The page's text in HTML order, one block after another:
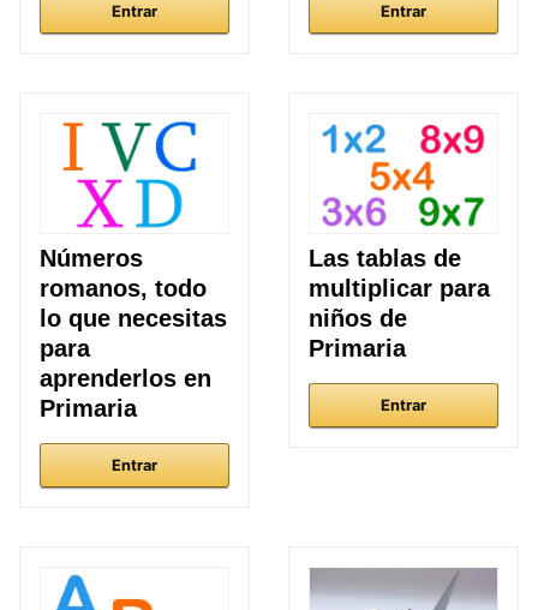
Entrar Entrar
Números
romanos, todo
lo que necesitas
para
aprenderlos en
Primaria
Entrar
Las tablas de
multiplicar para
niños de
Primaria
Entrar